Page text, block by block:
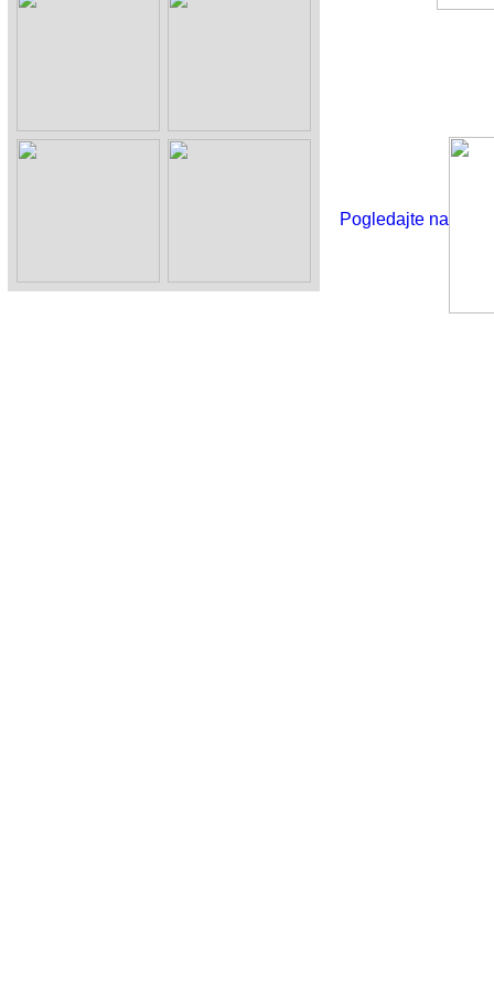
Pogledajte na